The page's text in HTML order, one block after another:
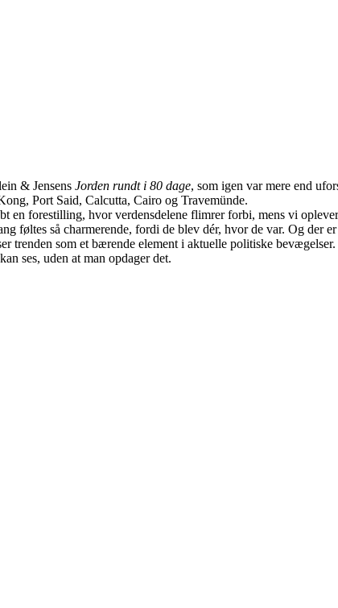
& Jensens Jorden rundt i 80 dage, som igen var mere end
Port Said, Calcutta, Cairo og Travemünde.
en forestilling, hvor verdensdelene flimrer forbi, mens vi
føltes så charmerende, fordi de blev dér, hvor de var. Og der
trenden som et bærende element i aktuelle politiske bevægelser.
ses, uden at man opdager det.